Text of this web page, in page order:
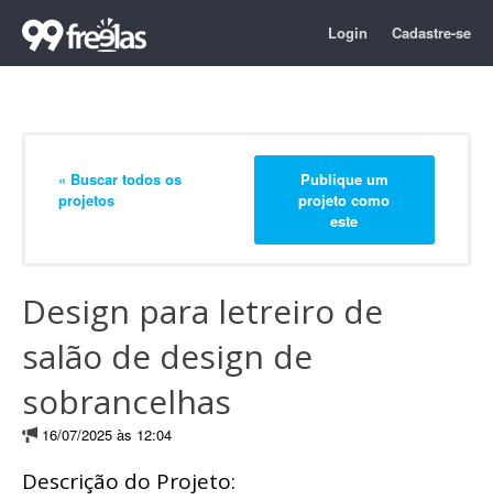
Login Cadastre-se
« Buscar todos os
projetos
Publique um
projeto como
este
Design para letreiro de
salão de design de
sobrancelhas
16/07/2025 às 12:04
Descrição do Projeto: